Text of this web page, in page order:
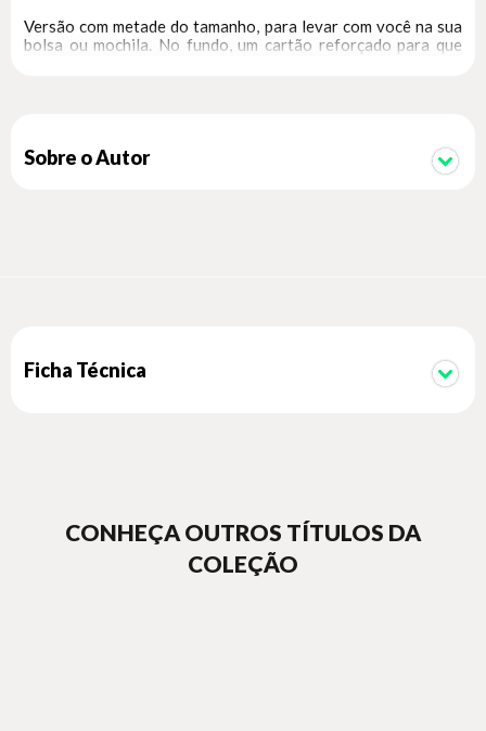
Versão com metade do tamanho, para levar com você na sua
bolsa ou mochila. No fundo, um cartão reforçado para que
g/m2 branco.
Sobre o Autor
Ficha Técnica
CONHEÇA OUTROS TÍTULOS DA
COLEÇÃO